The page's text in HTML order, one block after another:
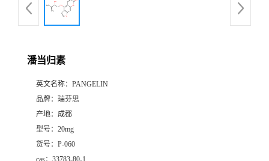
展
潘当归素
英文名称： PANGELIN
品牌： 瑞芬思
产地： 成都
型号： 20mg
货号： P-060